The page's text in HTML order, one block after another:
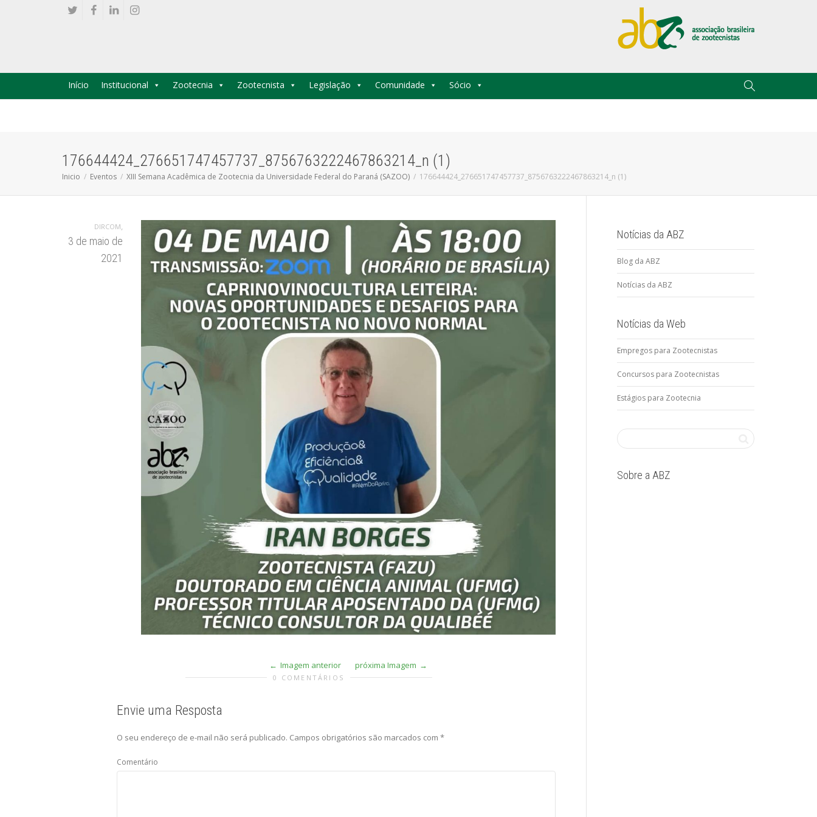
Início Institucional Zootecnia Zootecnista Legislação Comunidade Sócio
176644424_276651747457737_8756763222467863214_n (1)
Inicio Eventos XIII Semana Acadêmica de Zootecnia da Universidade Federal do Paraná (SAZOO) 176644424_276651747457737_8756763222467863214_n (1)
DIRCOM,
3 de maio de
2021
Imagem anterior próxima Imagem
0 COMENTÁRIOS
Envie uma Resposta
O seu endereço de e-mail não será publicado. Campos obrigatórios são marcados com *
Comentário
Notícias da ABZ
Blog da ABZ
Notícias da ABZ
Notícias da Web
Empregos para Zootecnistas
Concursos para Zootecnistas
Estágios para Zootecnia
Sobre a ABZ